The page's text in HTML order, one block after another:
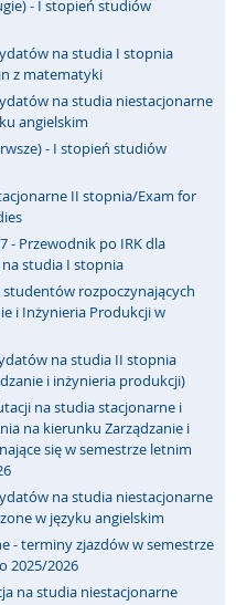
- I stopień studiów
na studia I stopnia
z matematyki
na studia niestacjonarne
angielskim
- I stopień studiów
II stopnia/Exam for
- Przewodnik po IRK dla
studia I stopnia
rozpoczynających
i Inżynieria Produkcji w
na studia II stopnia
i inżynieria produkcji)
na studia stacjonarne i
na kierunku Zarządzanie i
się w semestrze letnim
na studia niestacjonarne
w języku angielskim
- terminy zjazdów w semestrze
2025/2026
na studia niestacjonarne